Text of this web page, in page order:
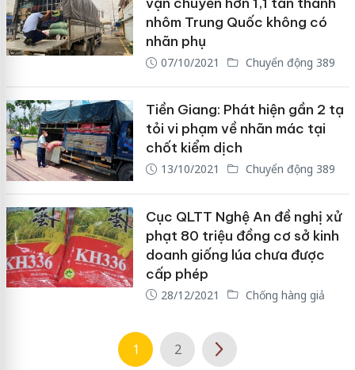
nhôm Trung Quốc không có
nhãn phụ
07/10/2021 Chuyển động 389
Tiền Giang: Phát hiện gần 2 tạ
tỏi vi phạm về nhãn mác tại
chốt kiểm dịch
13/10/2021 Chuyển động 389
Cục QLTT Nghệ An đề nghị xử
phạt 80 triệu đồng cơ sở kinh
doanh giống lúa chưa được
cấp phép
28/12/2021 Chống hàng giả
1 2